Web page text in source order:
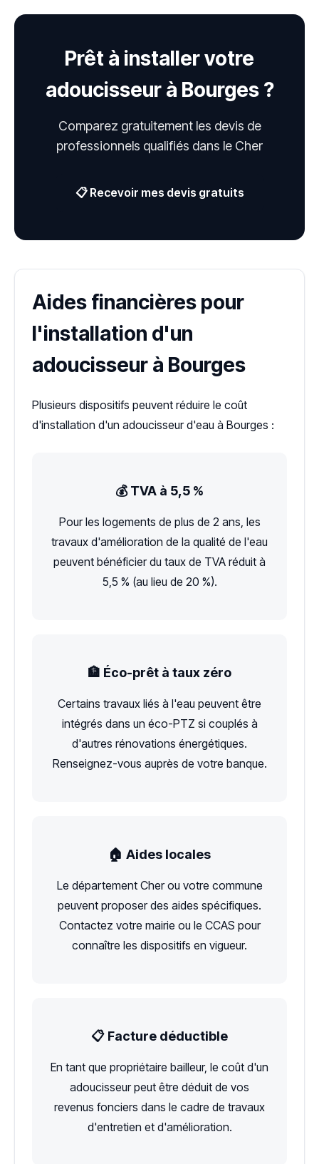
Prêt à installer votre
adoucisseur à Bourges ?
Comparez gratuitement les devis de
professionnels qualifiés dans le Cher
📋 Recevoir mes devis gratuits
Aides financières pour
l'installation d'un
adoucisseur à Bourges
Plusieurs dispositifs peuvent réduire le coût
d'installation d'un adoucisseur d'eau à Bourges :
💰 TVA à 5,5 %
Pour les logements de plus de 2 ans, les
travaux d'amélioration de la qualité de l'eau
peuvent bénéficier du taux de TVA réduit à
5,5 % (au lieu de 20 %).
🏦 Éco-prêt à taux zéro
Certains travaux liés à l'eau peuvent être
intégrés dans un éco-PTZ si couplés à
d'autres rénovations énergétiques.
Renseignez-vous auprès de votre banque.
🏠 Aides locales
Le département Cher ou votre commune
peuvent proposer des aides spécifiques.
Contactez votre mairie ou le CCAS pour
connaître les dispositifs en vigueur.
📋 Facture déductible
En tant que propriétaire bailleur, le coût d'un
adoucisseur peut être déduit de vos
revenus fonciers dans le cadre de travaux
d'entretien et d'amélioration.